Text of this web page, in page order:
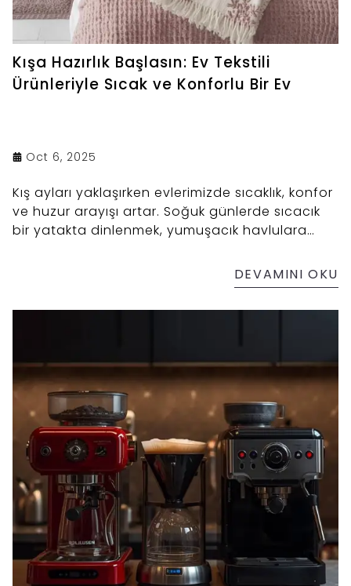
Kışa Hazırlık Başlasın: Ev Tekstili
Ürünleriyle Sıcak ve Konforlu Bir Ev
Oct 6, 2025
Kış ayları yaklaşırken evlerimizde sıcaklık, konfor
ve huzur arayışı artar. Soğuk günlerde sıcacık
bir yatakta dinlenmek, yumuşacık havlulara
atmosfer yaratmak kış mevsiminin en keyifli
yönlerindendir. Bu noktada ev tekstili ürünleri,
kışa hazırlık sürecinde en büyük yardımcınız
DEVAMINI OKU